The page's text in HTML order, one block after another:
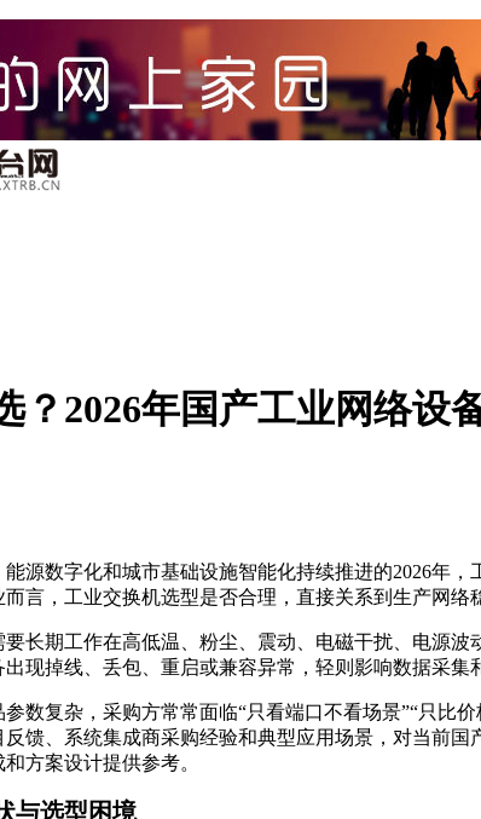
？2026年国产工业网络设
源数字化和城市基础设施智能化持续推进的2026年
言，工业交换机选型是否合理，直接关系到生产网络
长期工作在高低温、粉尘、震动、电磁干扰、电源
现掉线、丢包、重启或兼容异常，轻则影响数据采集
数复杂，采购方常常面临“只看端口不看场景”“只比
馈、系统集成商采购经验和典型应用场景，对当
方案设计提供参考。
与选型困境